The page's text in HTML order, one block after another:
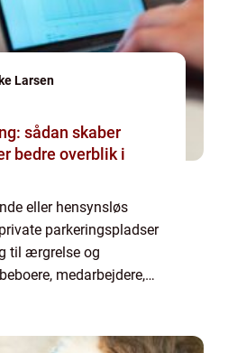
Larsen
sådan skaber
bedre overblik i
eller hensynsløs
parkeringspladser
til ærgrelse og
medarbejdere,